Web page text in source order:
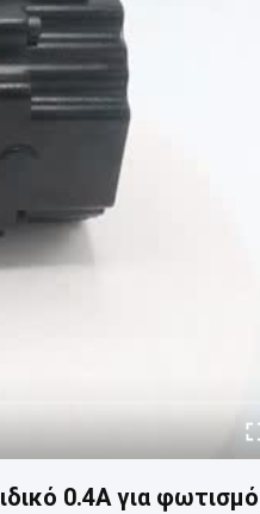
0.4A για φωτισμό